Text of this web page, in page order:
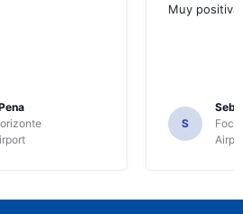
Muy positiva
S
Foco